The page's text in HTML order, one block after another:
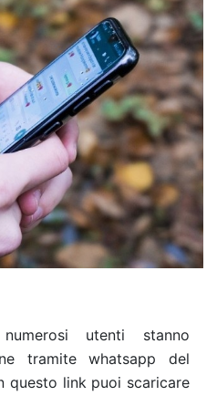
utenti stanno
tramite whatsapp del
questo link puoi scaricare